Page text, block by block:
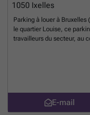
1050 Ixelles
Parking à louer à Bruxelles
le quartier Louise, ce
travailleurs du secteur, au
via la station Louise
Réservez votre place en
stationnement dans l'un
Vous pouvez réserver
###En savoir plus ?
E-mail